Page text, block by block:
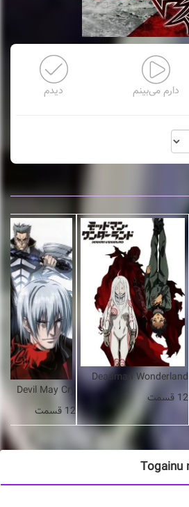
دارم می‌بینم دیدم
Deadman Wonderland
12 قسمت
Devil May Cry
12 قسمت